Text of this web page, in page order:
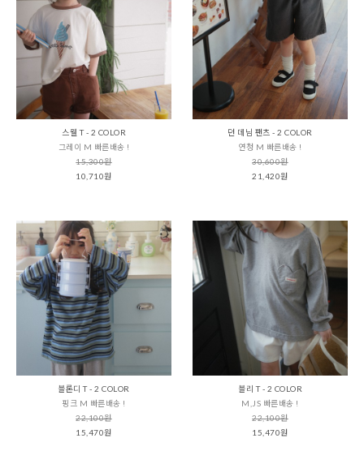
스웰 T - 2 COLOR
그레이 M 빠른배송 !
15,300원
10,710원
던 데님 팬츠 - 2 COLOR
연청 M 빠른배송 !
30,600원
21,420원
블론디 T - 2 COLOR
핑크 M 빠른배송 !
22,100원
15,470원
블리 T - 2 COLOR
M,JS 빠른배송 !
22,100원
15,470원